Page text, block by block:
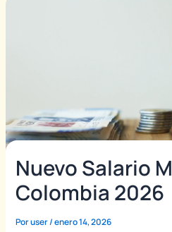
Nuevo Salario
Colombia 2026
Poruser/enero 14, 2026